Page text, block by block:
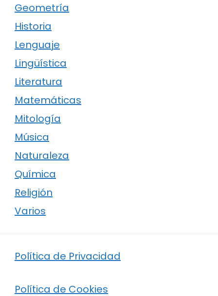
Geometría
Historia
Lenguaje
Lingüística
Literatura
Matemáticas
Mitología
Música
Naturaleza
Química
Religión
Varios
Política de Privacidad
Política de Cookies